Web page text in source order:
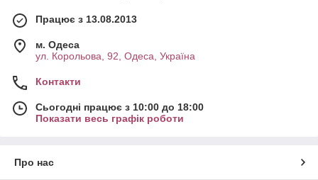
Працює з 13.08.2013
м. Одеса
ул. Корольова, 92, Одеса, Україна
Контакти
Сьогодні працює з 10:00 до 18:00
Показати весь графік роботи
Про нас